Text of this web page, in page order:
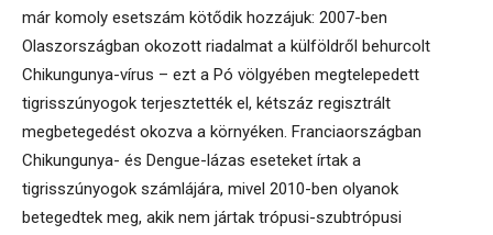
már komoly esetszám kötődik hozzájuk: 2007-ben
Olaszországban okozott riadalmat a külföldről behurcolt
Chikungunya-vírus – ezt a Pó völgyében megtelepedett
tigrisszúnyogok terjesztették el, kétszáz regisztrált
megbetegedést okozva a környéken. Franciaországban
Chikungunya- és Dengue-lázas eseteket írtak a
tigrisszúnyogok számlájára, mivel 2010-ben olyanok
betegedtek meg, akik nem jártak trópusi-szubtrópusi